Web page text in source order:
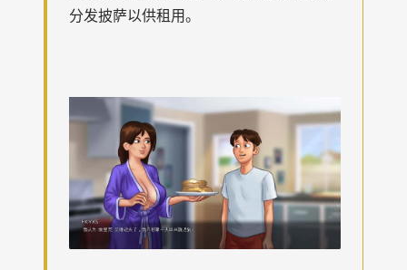
分发披萨以供租用。